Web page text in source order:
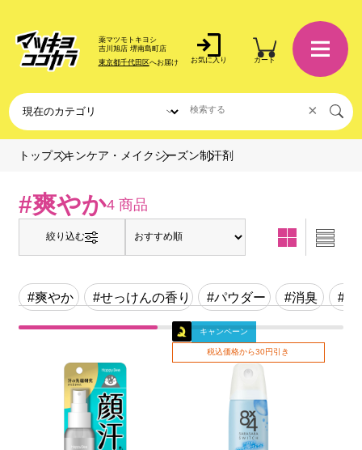
薬マツモトキヨシ
吉川旭店 堺南島町店
東京都千代田区へお届け お気に入り カート
×
トップスキンケア・メイク シーズン制汗剤
#爽やか4 商品
絞り込む
#爽やか #せっけんの香り #パウダー #消臭 #清
キャンペーン
税込価格から30円引き